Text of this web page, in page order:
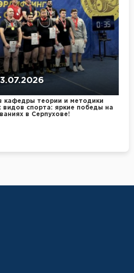
кафедры теории и методики
видов спорта: яркие победы на
в Серпухове!